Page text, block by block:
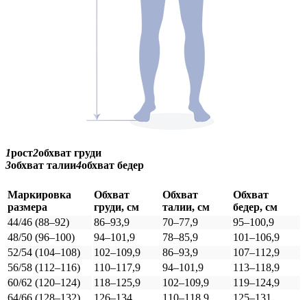
1рост2обхват груди
3обхват талии4обхват бедер
Маркировка
размера
Обхват
груди, см
Обхват
талии, см
Обхват
бедер, см
44/46 (88–92)
86–93,9 70–77,9
95–100,9
48/50 (96–100)
94–101,9 78–85,9
101–106,9
52/54 (104–108)
102–109,9 86–93,9
107–112,9
56/58 (112–116)
110–117,9 94–101,9
113–118,9
60/62 (120–124)
118–125,9 102–109,9
119–124,9
64/66 (128–132)
126–134 110–118,9
125–131